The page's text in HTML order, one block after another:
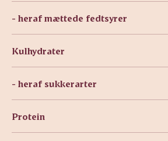
- heraf mættede fedtsyrer
Kulhydrater
- heraf sukkerarter
Protein